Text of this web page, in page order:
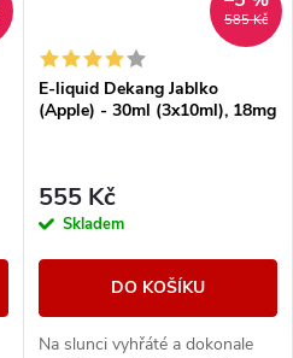
585 Kč
E-liquid Dekang Jablko
(Apple) - 30ml (3x10ml), 18mg
555 Kč
Skladem
DO KOŠÍKU
Na slunci vyhřáté a dokonale